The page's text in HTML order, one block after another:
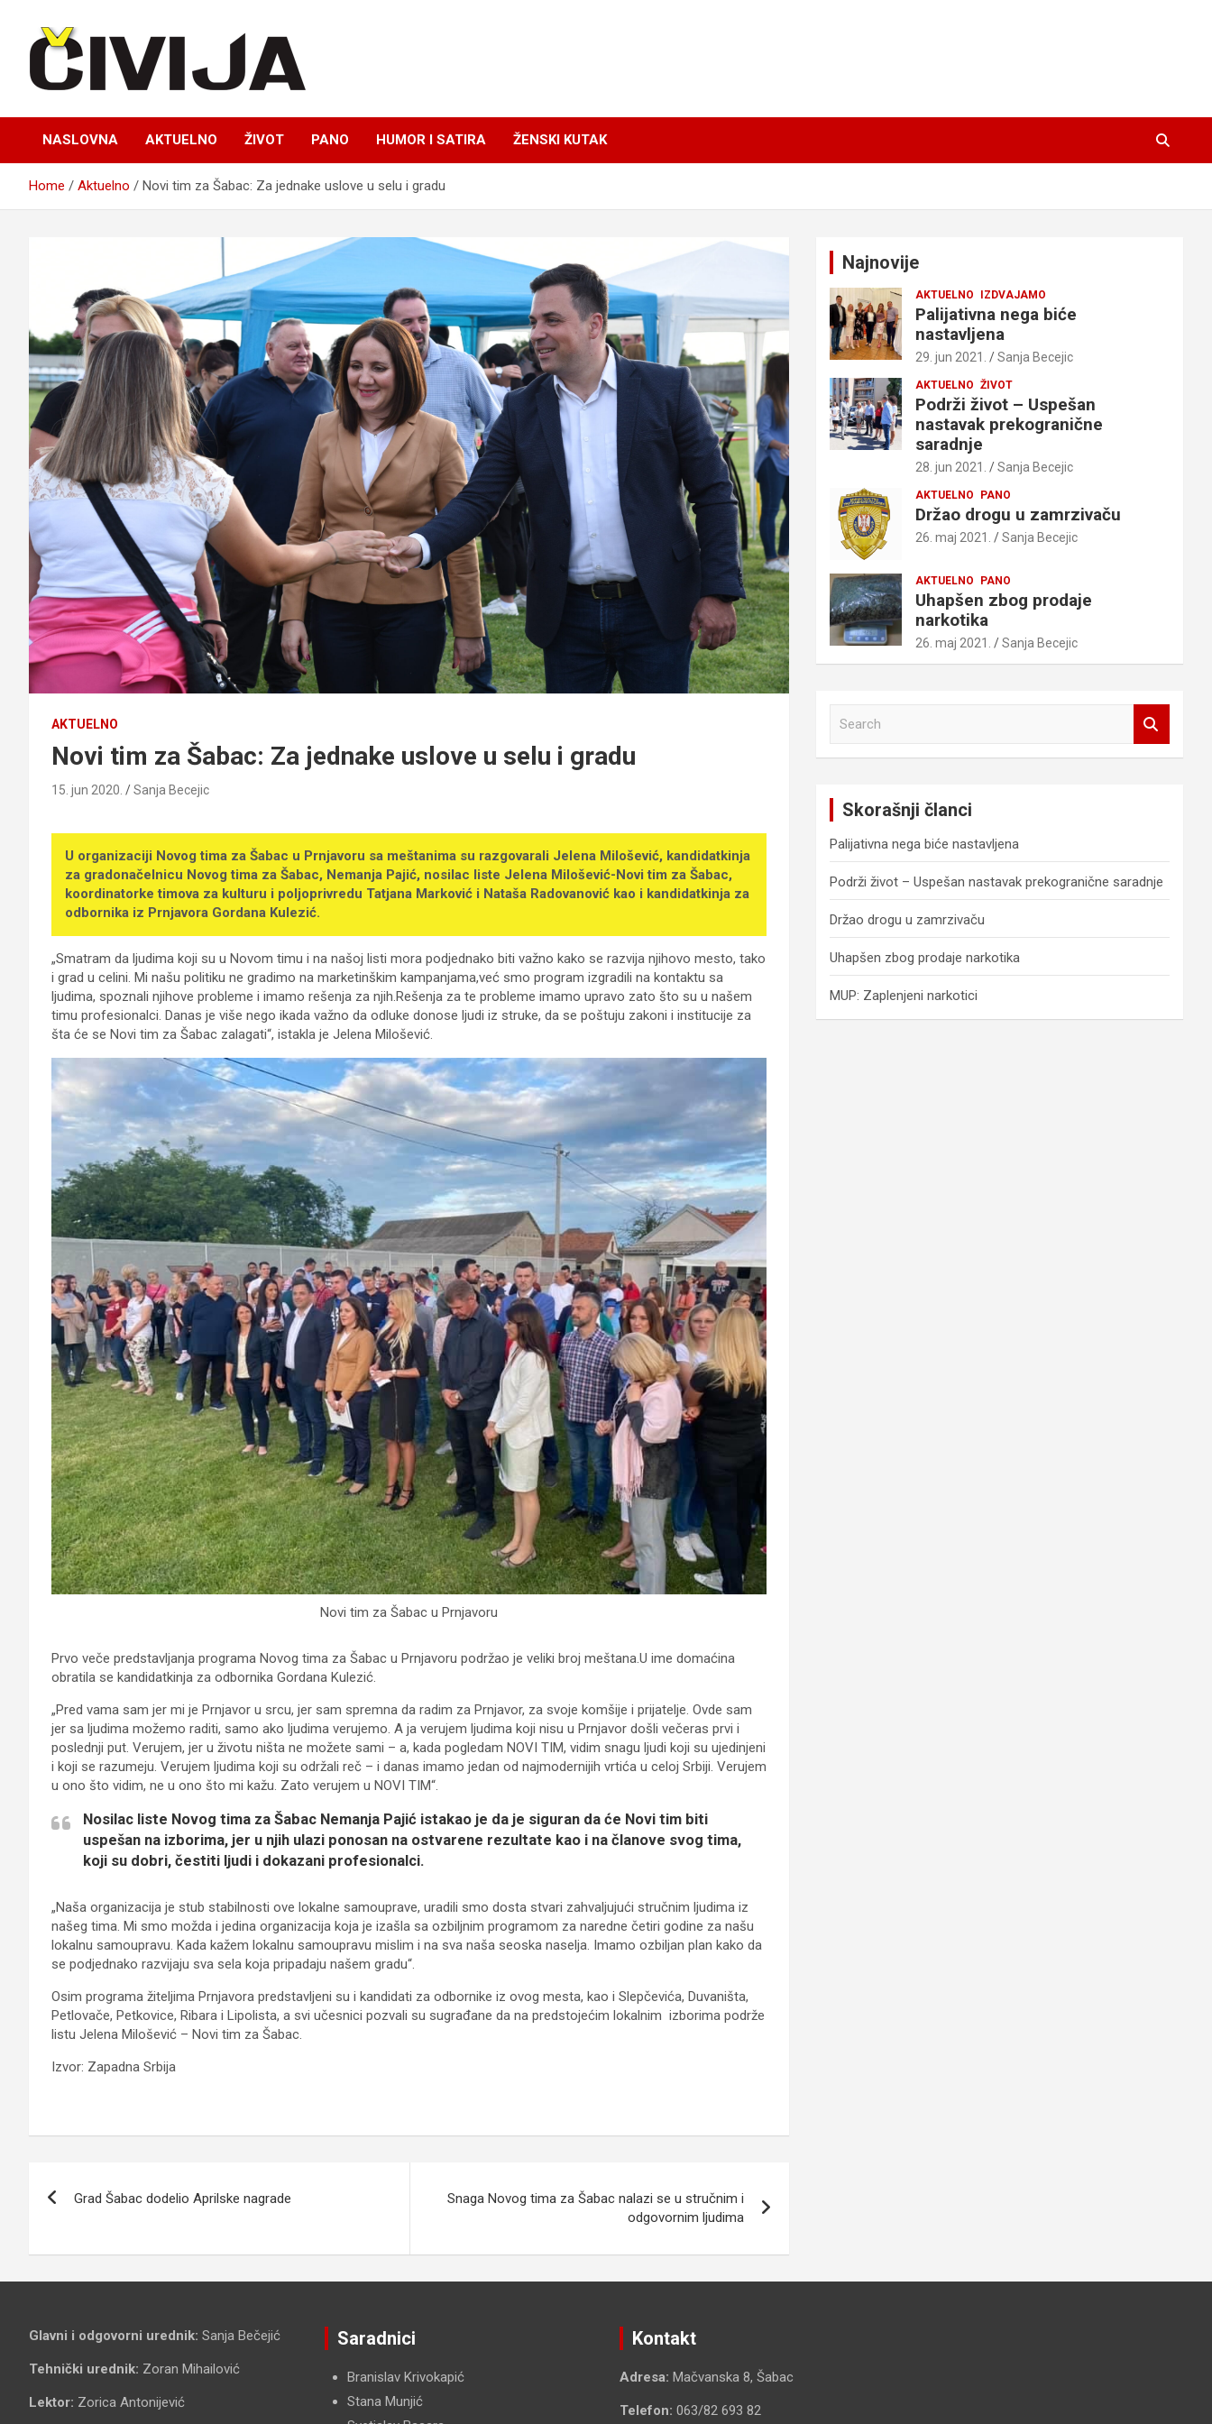
content
Čivija online
NASLOVNA AKTUELNO ŽIVOT PANO HUMOR I SATIRA ŽENSKI KUTAK
Home Aktuelno Novi tim za Šabac: Za jednake uslove u selu i gradu
AKTUELNO
Novi tim za Šabac: Za jednake uslove u selu i gradu
15. jun 2020. Sanja Becejic
U organizaciji Novog tima za Šabac u Prnjavoru sa meštanima su razgovarali Jelena Milošević, kandidatkinja
za gradonačelnicu Novog tima za Šabac, Nemanja Pajić, nosilac liste Jelena Milošević-Novi tim za Šabac,
koordinatorke timova za kulturu i poljoprivredu Tatjana Marković i Nataša Radovanović kao i kandidatkinja za
odbornika iz Prnjavora Gordana Kulezić.
„Smatram da ljudima koji su u Novom timu i na našoj listi mora podjednako biti važno kako se razvija njihovo mesto, tako
i grad u celini. Mi našu politiku ne gradimo na marketinškim kampanjama,već smo program izgradili na kontaktu sa
ljudima, spoznali njihove probleme i imamo rešenja za njih.Rešenja za te probleme imamo upravo zato što su u našem
timu profesionalci. Danas je više nego ikada važno da odluke donose ljudi iz struke, da se poštuju zakoni i institucije za
šta će se Novi tim za Šabac zalagati“, istakla je Jelena Milošević.
Novi tim za Šabac u Prnjavoru
Prvo veče predstavljanja programa Novog tima za Šabac u Prnjavoru podržao je veliki broj meštana.U ime domaćina
obratila se kandidatkinja za odbornika Gordana Kulezić.
„Pred vama sam jer mi je Prnjavor u srcu, jer sam spremna da radim za Prnjavor, za svoje komšije i prijatelje. Ovde sam
jer sa ljudima možemo raditi, samo ako ljudima verujemo. A ja verujem ljudima koji nisu u Prnjavor došli večeras prvi i
poslednji put. Verujem, jer u životu ništa ne možete sami – a, kada pogledam NOVI TIM, vidim snagu ljudi koji su ujedinjeni
i koji se razumeju. Verujem ljudima koji su održali reč – i danas imamo jedan od najmodernijih vrtića u celoj Srbiji. Verujem
u ono što vidim, ne u ono što mi kažu. Zato verujem u NOVI TIM“.
Nosilac liste Novog tima za Šabac Nemanja Pajić istakao je da je siguran da će Novi tim biti
uspešan na izborima, jer u njih ulazi ponosan na ostvarene rezultate kao i na članove svog tima,
koji su dobri, čestiti ljudi i dokazani profesionalci.
„Naša organizacija je stub stabilnosti ove lokalne samouprave, uradili smo dosta stvari zahvaljujući stručnim ljudima iz
našeg tima. Mi smo možda i jedina organizacija koja je izašla sa ozbiljnim programom za naredne četiri godine za našu
lokalnu samoupravu. Kada kažem lokalnu samoupravu mislim i na sva naša seoska naselja. Imamo ozbiljan plan kako da
se podjednako razvijaju sva sela koja pripadaju našem gradu“.
Osim programa žiteljima Prnjavora predstavljeni su i kandidati za odbornike iz ovog mesta, kao i Slepčevića, Duvaništa,
Petlovače, Petkovice, Ribara i Lipolista, a svi učesnici pozvali su sugrađane da na predstojećim lokalnim izborima podrže
listu Jelena Milošević – Novi tim za Šabac.
Izvor: Zapadna Srbija
Grad Šabac dodelio Aprilske nagrade
Snaga Novog tima za Šabac nalazi se u stručnim i
odgovornim ljudima
Najnovije
AKTUELNO IZDVAJAMO
Palijativna nega biće
nastavljena
29. jun 2021. Sanja Becejic
AKTUELNO ŽIVOT
Podrži život – Uspešan
nastavak prekogranične
saradnje
28. jun 2021. Sanja Becejic
AKTUELNO PANO
Držao drogu u zamrzivaču
26. maj 2021. Sanja Becejic
AKTUELNO PANO
Uhapšen zbog prodaje
narkotika
26. maj 2021. Sanja Becejic
Skorašnji članci
Palijativna nega biće nastavljena
Podrži život – Uspešan nastavak prekogranične saradnje
Držao drogu u zamrzivaču
Uhapšen zbog prodaje narkotika
MUP: Zaplenjeni narkotici
Glavni i odgovorni urednik: Sanja Bečejić
Tehnički urednik: Zoran Mihailović
Lektor: Zorica Antonijević
Saradnici
Branislav Krivokapić
Stana Munjić
Kontakt
Adresa: Mačvanska 8, Šabac
Telefon: 063/82 693 82